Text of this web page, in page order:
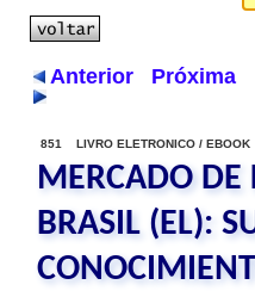
Anterior Próxima
851 LIVRO ELETRONICO / EBOOK
MERCADO DE
BRASIL (EL):